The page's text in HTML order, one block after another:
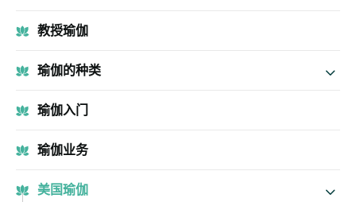
教授瑜伽
瑜伽的种类
瑜伽入门
瑜伽业务
美国瑜伽